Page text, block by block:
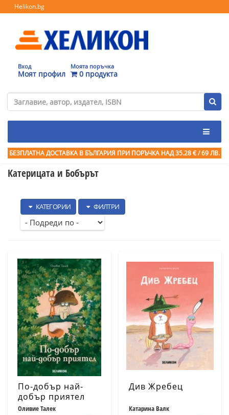
Helikon.bg
Вход
Моят профил
Моята поръчка
0 продукта
БЕЗПЛАТНА ДОСТАВКА В БЪЛГАРИЯ ПРИ ПОРЪЧКА НАД 35.28 € / 69 ЛВ.
Катерицата и Бобърът
КАТЕГОРИИ ФИЛТРИ
По-добър най-
добър приятел
Оливие Талек
Див Жребец
Катарина Валк